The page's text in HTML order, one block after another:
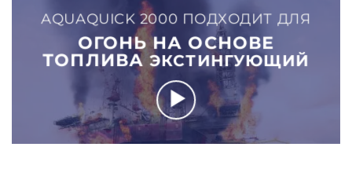
AQUAQUICK 2000 ПОДХОДИТ ДЛЯ
ОГОНЬ НА ОСНОВЕ
ТОПЛИВАЭКСТИНГУЮЩИЙ